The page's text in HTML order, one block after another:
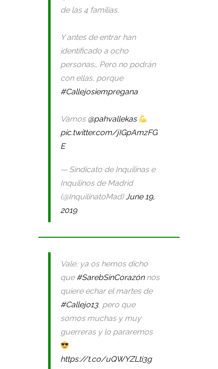
de las 4 familias.
Y antes de entrar han
identificado a ocho
personas… Pero no podrán
con ellas, porque
#Callejosiempregana
Vamos @pahvallekas
pic.twitter.com/jIGpAmzFG
E
— Sindicato de Inquilinas e
Inquilinos de Madrid
(@InquilinatoMad)June 19,
2019
Vale, ya os hemos dicho
que #SarebSinCorazónnos
quiere echar el martes de
#Callejo13, pero que
somos muchas y muy
guerreras y lo pararemos
https://t.co/uQWYZLti3g